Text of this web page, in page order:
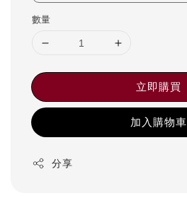
數量
立即購買
加入購物車
分享